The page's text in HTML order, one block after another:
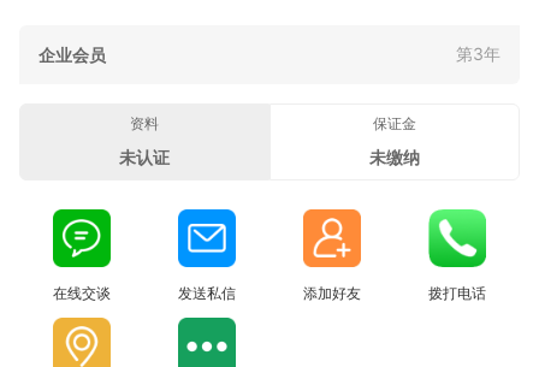
企业会员 第3年
资料
未认证
保证金
未缴纳
在线交谈 发送私信 添加好友 拨打电话